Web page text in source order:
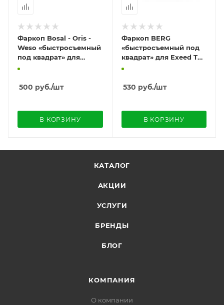
Фаркоп Bosal - Oris -
Weso «быстросъемный
под квадрат» для
Exeed TXL I (2019-2024)
рестайлинг"
500 руб./шт
В КОРЗИНУ
Фаркоп BERG
«быстросъемный под
квадрат» для Exeed TXL
I (2024-) "для 2-го
530 руб./шт
В КОРЗИНУ
КАТАЛОГ
АКЦИИ
УСЛУГИ
БРЕНДЫ
БЛОГ
КОМПАНИЯ
О компании